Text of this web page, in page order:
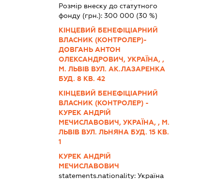
Розмір внеску до статутного
фонду (грн.): 300 000 (30 %)
КІНЦЕВИЙ БЕНЕФІЦІАРНИЙ
ВЛАСНИК (КОНТРОЛЕР)-
ДОВГАНЬ АНТОН
ОЛЕКСАНДРОВИЧ, УКРАЇНА, ,
М. ЛЬВІВ ВУЛ. АК.ЛАЗАРЕНКА
БУД. 8 КВ. 42
КІНЦЕВИЙ БЕНЕФІЦІАРНИЙ
ВЛАСНИК (КОНТРОЛЕР) -
КУРЕК АНДРІЙ
МЕЧИСЛАВОВИЧ, УКРАЇНА, , М.
ЛЬВІВ ВУЛ. ЛЬНЯНА БУД. 15 КВ.
1
КУРЕК АНДРІЙ
МЕЧИСЛАВОВИЧ
statements.nationality: Україна